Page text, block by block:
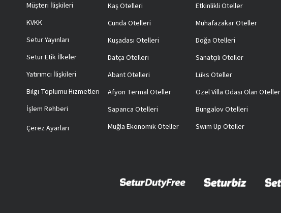
Müşteri İlişkileri
KVKK
Setur Yayınları
Setur Etik İlkeler
Yatırımcı İlişkileri
Bilgi Toplumu Hizmetleri
İşlem Rehberi
Çerez Ayarları
Kaş Otelleri
Cunda Otelleri
Kuşadası Otelleri
Datça Otelleri
Abant Otelleri
Afyon Termal Oteller
Sapanca Otelleri
Muğla Ekonomik Oteller
Etkinlikli Oteller
Muhafazakar Oteller
Doğa Otelleri
Sanatçılı Oteller
Lüks Oteller
Özel Villa Odası Olan Oteller
Bungalov Otelleri
Swim Up Oteller